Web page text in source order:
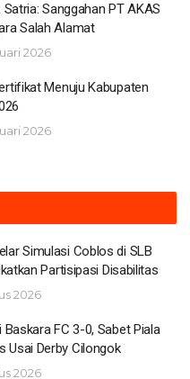
Satria: Sanggahan PT AKAS
Salah Alamat
2026
Menuju Kabupaten
2026
Simulasi Coblos di SLB
Partisipasi Disabilitas
2026
FC 3-0, Sabet Piala
Usai Derby Cilongok
2026